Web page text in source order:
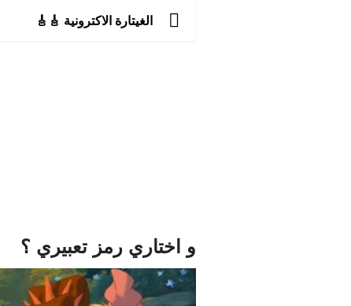
الغيتارة الاكترونية 🎸🎸
و اختاري رمز تعبيري ؟